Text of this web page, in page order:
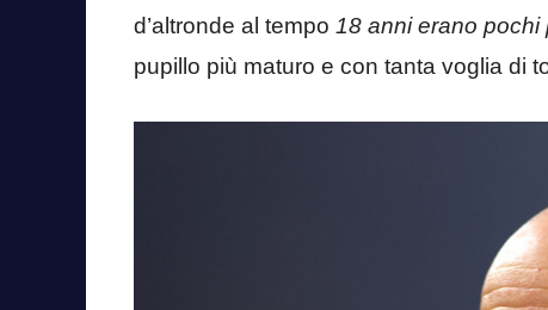
d’altronde al tempo 18 anni erano pochi
pupillo più maturo e con tanta voglia di